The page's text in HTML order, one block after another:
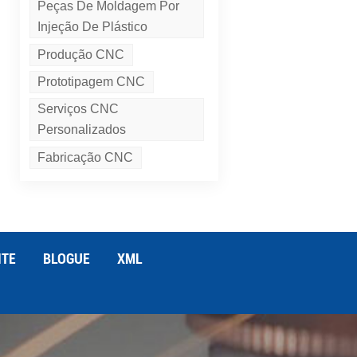
Peças De Moldagem Por
Injeção De Plástico
Produção CNC
Prototipagem CNC
Serviços CNC
Personalizados
Fabricação CNC
BLOGUE XML